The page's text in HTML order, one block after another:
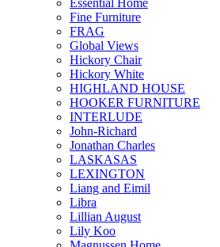
Essential Home
Fine Furniture
FRAG
Global Views
Hickory Chair
Hickory White
HIGHLAND HOUSE
HOOKER FURNITURE
INTERLUDE
John-Richard
Jonathan Charles
LASKASAS
LEXINGTON
Liang and Eimil
Libra
Lillian August
Lily Koo